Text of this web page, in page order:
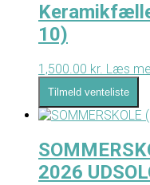
10)
1,500.00 kr. Læs
Tilmeld venteliste
2026